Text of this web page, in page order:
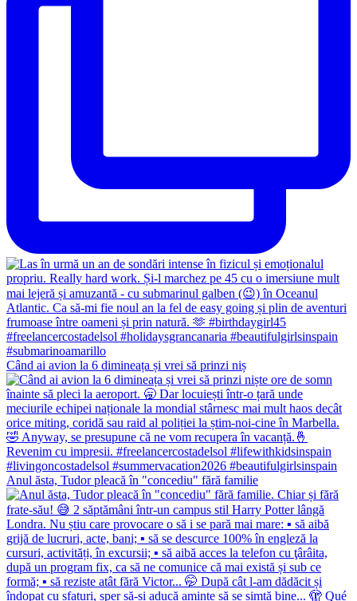
Când ai avion la 6 dimineața și vrei să prinzi niș
Anul ăsta, Tudor pleacă în "concediu" fără familie